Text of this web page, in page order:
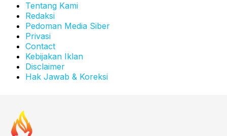
Tentang Kami
Redaksi
Pedoman Media Siber
Privasi
Contact
Kebijakan Iklan
Disclaimer
Hak Jawab & Koreksi